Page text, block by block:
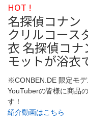
HOT !
名探偵コナ
クリルコー
衣 名探偵コ
モットが浴
※CONBEN.DE 限定モ
YouTuberの皆様に商品
す！
紹介動画はこちら